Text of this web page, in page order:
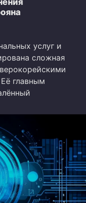
услуг и
сложная
главным